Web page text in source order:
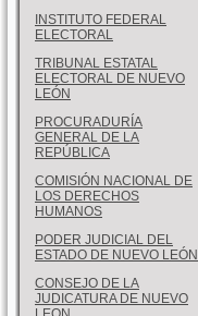
INSTITUTO FEDERAL
ELECTORAL
TRIBUNAL ESTATAL
ELECTORAL DE NUEVO
LEÓN
PROCURADURÍA
GENERAL DE LA
REPÚBLICA
COMISIÓN NACIONAL DE
LOS DERECHOS
HUMANOS
PODER JUDICIAL DEL
ESTADO DE NUEVO LEÓN
CONSEJO DE LA
JUDICATURA DE NUEVO